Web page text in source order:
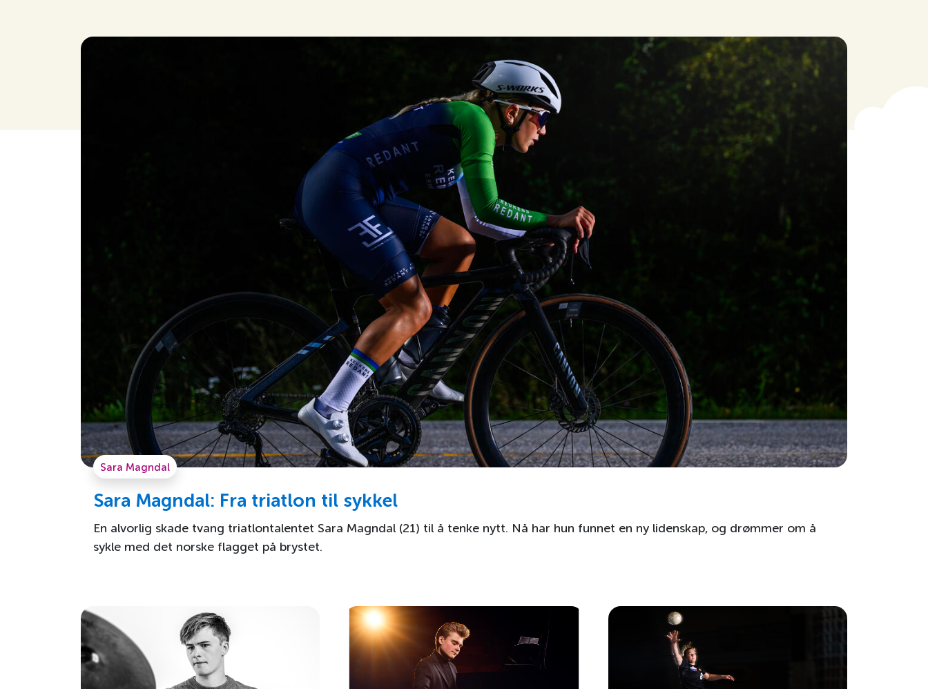
Sara Magndal
Sara Magndal: Fra triatlon til sykkel
En alvorlig skade tvang triatlontalentet Sara Magndal (21) til å tenke nytt. Nå har hun funnet en ny lidenskap, og drømmer om å
sykle med det norske flagget på brystet.